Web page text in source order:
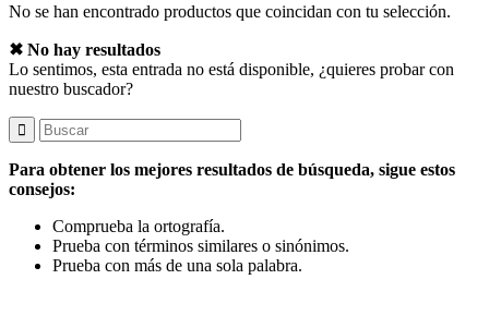
No se han encontrado productos que coincidan con tu selección.
✖ No hay resultados
Lo sentimos, esta entrada no está disponible, ¿quieres probar con
nuestro buscador?
Para obtener los mejores resultados de búsqueda, sigue estos
consejos:
Comprueba la ortografía.
Prueba con términos similares o sinónimos.
Prueba con más de una sola palabra.